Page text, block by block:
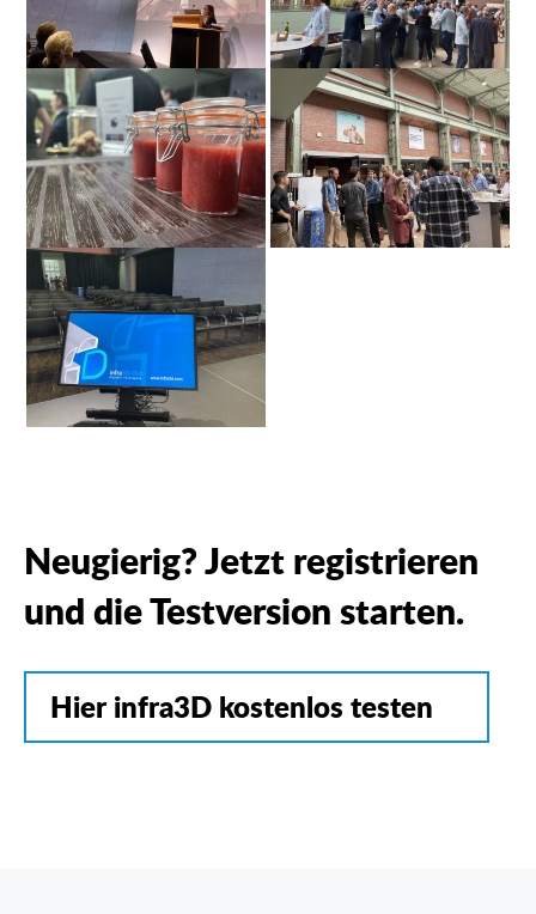
Neugierig? Jetzt registrieren
und die Testversion starten.
Hier infra3D kostenlos testen